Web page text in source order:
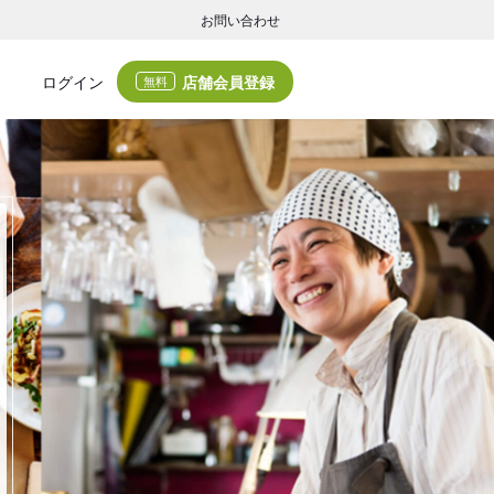
お問い合わせ
ログイン 無料 店舗会員登録
集客・業務支援
グの集客サービスと業務支援サービスで店舗経営の課題解決を支援します。